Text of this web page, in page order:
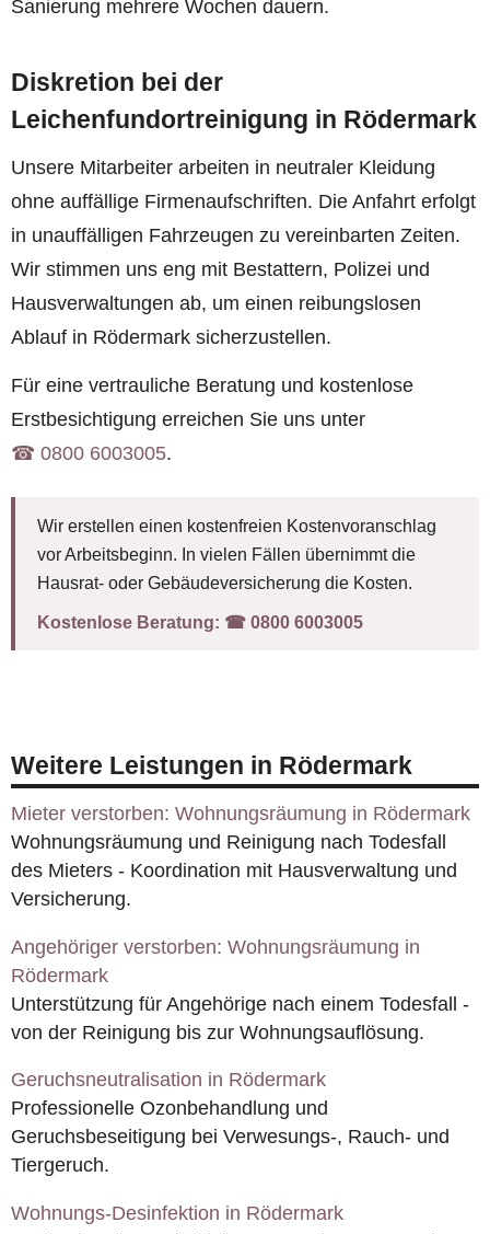
Sanierung mehrere Wochen dauern.
Diskretion bei der
Leichenfundortreinigung in Rödermark
Unsere Mitarbeiter arbeiten in neutraler Kleidung
ohne auffällige Firmenaufschriften. Die Anfahrt erfolgt
in unauffälligen Fahrzeugen zu vereinbarten Zeiten.
Wir stimmen uns eng mit Bestattern, Polizei und
Hausverwaltungen ab, um einen reibungslosen
Ablauf in Rödermark sicherzustellen.
Für eine vertrauliche Beratung und kostenlose
Erstbesichtigung erreichen Sie uns unter
☎︎ 0800 6003005.
Wir erstellen einen kostenfreien Kostenvoranschlag
vor Arbeitsbeginn. In vielen Fällen übernimmt die
Hausrat- oder Gebäudeversicherung die Kosten.
Kostenlose Beratung: ☎︎ 0800 6003005
Weitere Leistungen in Rödermark
Mieter verstorben: Wohnungsräumung in Rödermark
Wohnungsräumung und Reinigung nach Todesfall
des Mieters - Koordination mit Hausverwaltung und
Versicherung.
Angehöriger verstorben: Wohnungsräumung in
Rödermark
Unterstützung für Angehörige nach einem Todesfall -
von der Reinigung bis zur Wohnungsauflösung.
Geruchsneutralisation in Rödermark
Professionelle Ozonbehandlung und
Geruchsbeseitigung bei Verwesungs-, Rauch- und
Tiergeruch.
Wohnungs-Desinfektion in Rödermark